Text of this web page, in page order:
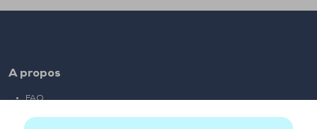
A propos
FAQ
Liens partenaires